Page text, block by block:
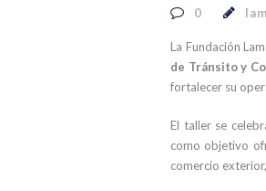
0
La Fundación
de Tránsito y
fortalecer su
El taller se
como objetivo
comercio